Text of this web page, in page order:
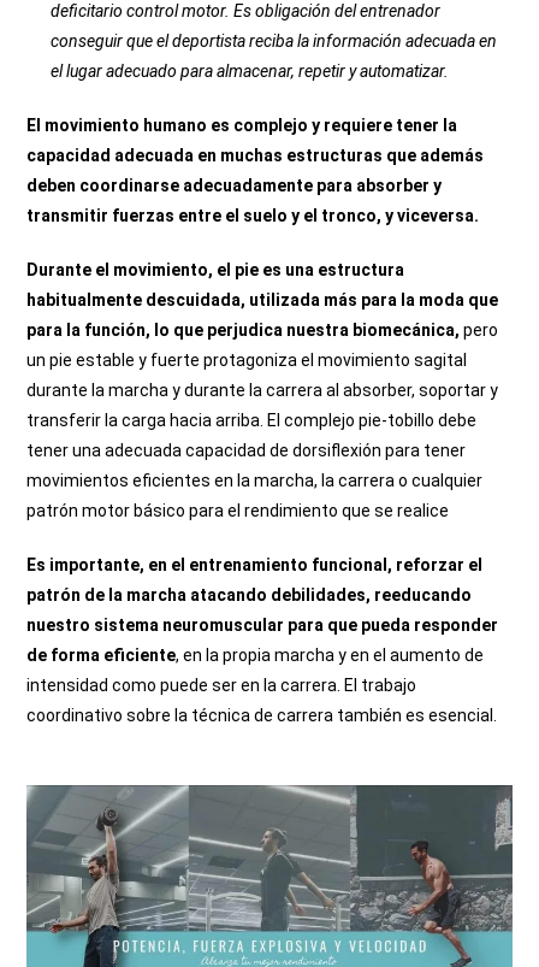
deficitario control motor. Es obligación del entrenador
conseguir que el deportista reciba la información adecuada en
el lugar adecuado para almacenar, repetir y automatizar.
El movimiento humano es complejo y requiere tener la
capacidad adecuada en muchas estructuras que además
deben coordinarse adecuadamente para absorber y
transmitir fuerzas entre el suelo y el tronco, y viceversa.
Durante el movimiento, el pie es una estructura
habitualmente descuidada, utilizada más para la moda que
para la función, lo que perjudica nuestra biomecánica, pero
un pie estable y fuerte protagoniza el movimiento sagital
durante la marcha y durante la carrera al absorber, soportar y
transferir la carga hacia arriba. El complejo pie-tobillo debe
tener una adecuada capacidad de dorsiflexión para tener
movimientos eficientes en la marcha, la carrera o cualquier
patrón motor básico para el rendimiento que se realice
Es importante, en el entrenamiento funcional, reforzar el
patrón de la marcha atacando debilidades, reeducando
nuestro sistema neuromuscular para que pueda responder
de forma eficiente, en la propia marcha y en el aumento de
intensidad como puede ser en la carrera. El trabajo
coordinativo sobre la técnica de carrera también es esencial.